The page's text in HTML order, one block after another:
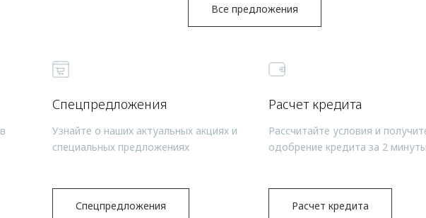
Все предложения
Спецпредложения
Узнайте о наших актуальных акциях и
специальных предложениях
Спецпредложения
Расчет кредита
Рассчитайте условия и
одобрение кредита за 2 минуты
Расчет кредита